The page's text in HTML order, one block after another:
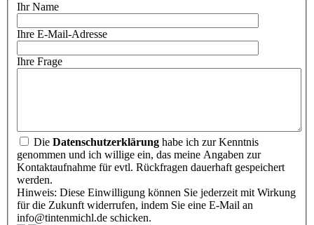
Ihr Name
Ihre E-Mail-Adresse
Ihre Frage
Die Datenschutzerklärung habe ich zur Kenntnis
genommen und ich willige ein, das meine Angaben zur
Kontaktaufnahme für evtl. Rückfragen dauerhaft gespeichert
werden.
Hinweis: Diese Einwilligung können Sie jederzeit mit Wirkung
für die Zukunft widerrufen, indem Sie eine E-Mail an
info@tintenmichl.de schicken.